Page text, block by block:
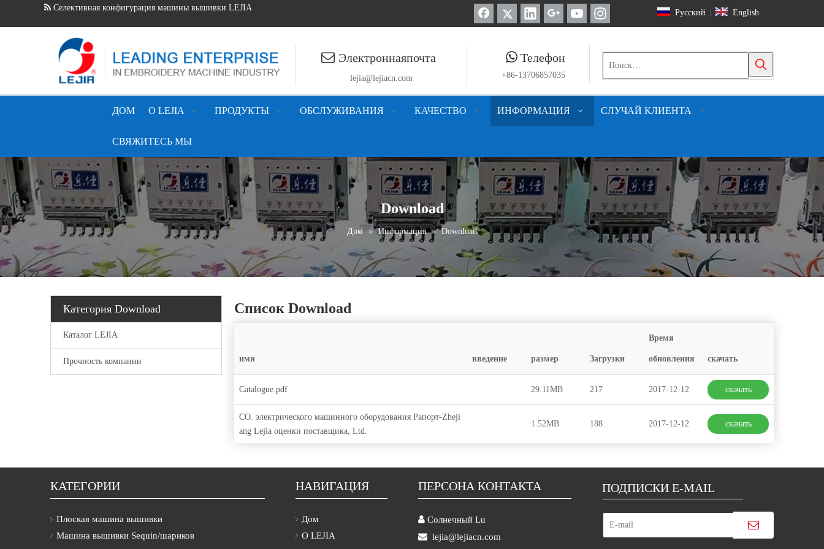
Селективная конфигурация машины вышивки LEJIA
Как красивейшая вышивка!
Механически и электрический принцип машины вышивки
Как сделать занавес вышивки 3D машиной вышивки LEJIA?
Как выбрать систему управления машины вышивки (2017new)
Добро пожаловать к Шанхай 2017 CISMA
Приспособление вырезывания лазера Lejia самое последнее приходит!!!
Pусский English
 Электроннаяпочта
lejia@lejiacn.com
 Телефон
+86-13706857035
ДОМ О LEJIA ПРОДУКТЫ ОБСЛУЖИВАНИЯ КАЧЕСТВО ИНФОРМАЦИЯ СЛУЧАЙ КЛИЕНТА
СВЯЖИТЕСЬ МЫ
Download
Дом » Информация » Download
Категория Download
Каталог LEJIA
Прочность компании
Список Download
имя введение размер Загрузки
Время
обновления скачать
Catalogue.pdf 29.11MB 217 2017-12-12 скачать
CO. электрического машинного оборудования Рапорт-Zheji
ang Lejia оценки поставщика, Ltd.
1.52MB 188 2017-12-12 скачать
КАТЕГОРИИ
Плоская машина вышивки
Машина вышивки Sequin/шариков
НАВИГАЦИЯ
Дом
О LEJIA
ПЕРСОНА КОНТАКТА
 Солнечный Lu
 lejia@lejiacn.com
ПОДПИСКИ E-MAIL